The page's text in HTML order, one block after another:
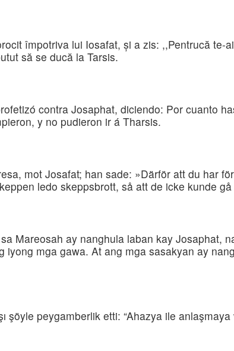
împotriva lui Iosafat, şi a zis: ,,Pentrucă te-
să se ducă la Tarsis.
contra Josaphat, diciendo: Por cuanto
y no pudieron ir á Tharsis.
mot Josafat; han sade: »Därför att du har
ledo skeppsbrott, så att de icke kunde gå
Mareosah ay nanghula laban kay Josaphat,
mga gawa. At ang mga sasakyan ay
şöyle peygamberlik etti: “Ahazya ile anlaşmaya